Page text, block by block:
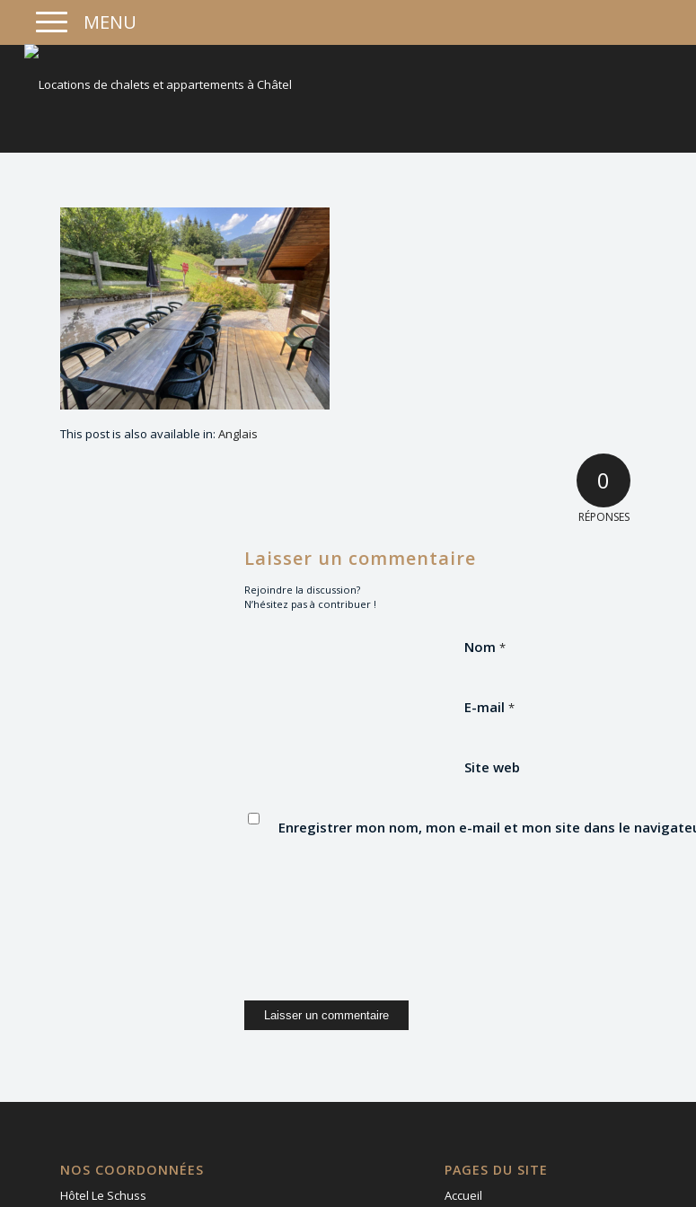
This post is also available in: Anglais
0
RÉPONSES
Laisser un commentaire
Rejoindre la discussion?
N’hésitez pas à contribuer !
Nom *
E-mail *
Site web
Enregistrer mon nom, mon e-mail et mon site dans le
NOS COORDONNÉES
Hôtel Le Schuss
PAGES DU SITE
Accueil